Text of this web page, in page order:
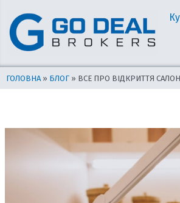
вмісту
ГОЛОВНА » БЛОГ » ВСЕ ПРО ВІДКРИТТЯ
по
запису